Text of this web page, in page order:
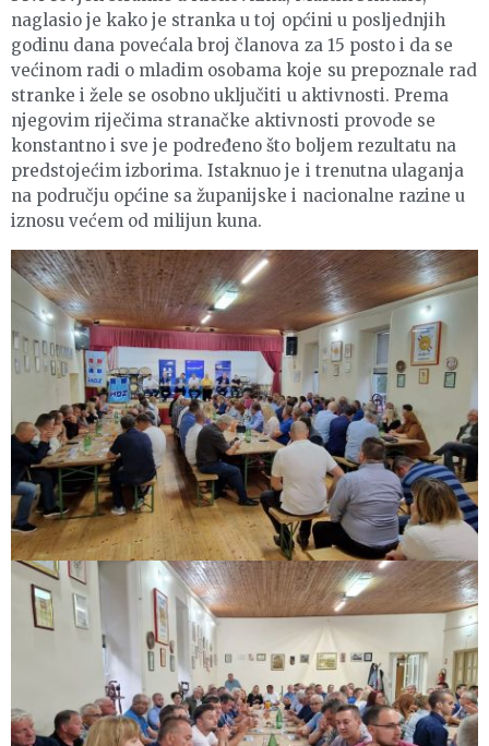
naglasio je kako je stranka u toj općini u posljednjih
godinu dana povećala broj članova za 15 posto i da se
većinom radi o mladim osobama koje su prepoznale rad
stranke i žele se osobno uključiti u aktivnosti. Prema
njegovim riječima stranačke aktivnosti provode se
konstantno i sve je podređeno što boljem rezultatu na
predstojećim izborima. Istaknuo je i trenutna ulaganja
na području općine sa županijske i nacionalne razine u
iznosu većem od milijun kuna.